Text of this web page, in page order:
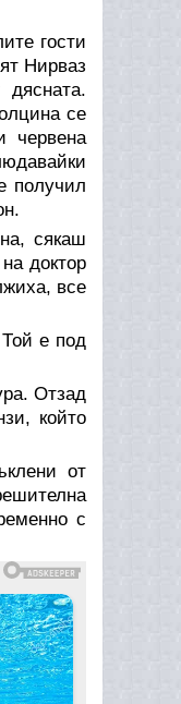
гости
Нирваз
се
червена
получил
сякаш
доктор
все
е под
Отзад
който
от
с